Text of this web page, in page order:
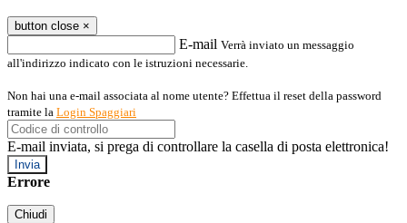
button close ×
E-mail Verrà inviato un messaggio
all'indirizzo indicato con le istruzioni necessarie.
Non hai una e-mail associata al nome utente? Effettua il reset della password
tramite la Login Spaggiari
E-mail inviata, si prega di controllare la casella di posta elettronica!
Errore
Chiudi